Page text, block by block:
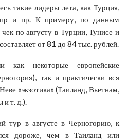
такие лидеры лета, как Турция,
и пр. К примеру, по данным
по августу в Турции, Тунисе и
от 81 до 84 тыс. рублей.
некоторые европейские
так и практически вся
«экзотика» (Таиланд, Вьетнам,
и т. д.).
тур в августе в Черногорию, к
дороже, чем в Таиланд или